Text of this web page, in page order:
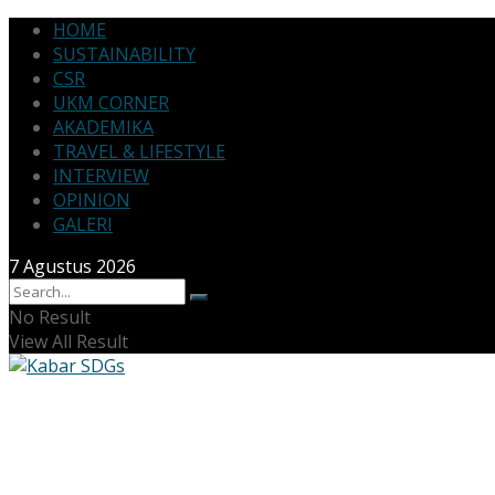
HOME
SUSTAINABILITY
CSR
UKM CORNER
AKADEMIKA
TRAVEL & LIFESTYLE
INTERVIEW
OPINION
GALERI
7 Agustus 2026
No Result
View All Result